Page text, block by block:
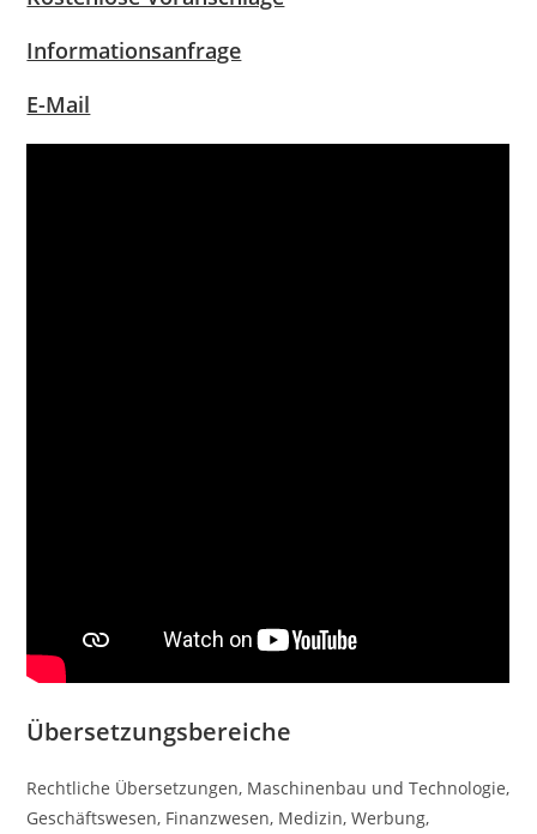
Informationsanfrage
E-Mail
Übersetzungsbereiche
Rechtliche Übersetzungen, Maschinenbau und Technologie,
Geschäftswesen, Finanzwesen, Medizin, Werbung,